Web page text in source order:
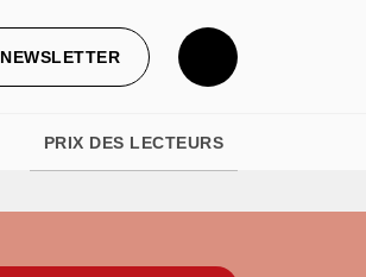
NEWSLETTER
PRIX DES LECTEURS